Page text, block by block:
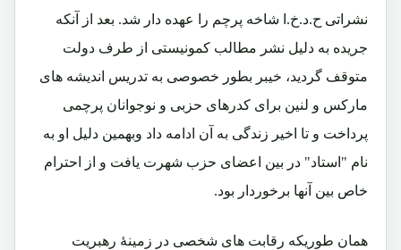
نشراتی ح.د.خ.ا شاخه پرچم را عهده دار شد. بعد از آنکه
جریده به دلیل نشر مطالب کمونیستی از طرف دولت
متوقف گردید، خیبر بطور خصوصی به تدریس اندیشه های
مارکس و لنین برای کدرهای حزبی و نوجوانان پرچمی
پرداخت و تا اخیر زندگی به آن ادامه داد وبهمین دلیل او به
نام "استاد" در بین اعضای حزب شهرت یافت و از احترام
خاص بین آنها برخوردار بود.
همان طوریکه رقابت های شخصی در زمینۀ رهبریت